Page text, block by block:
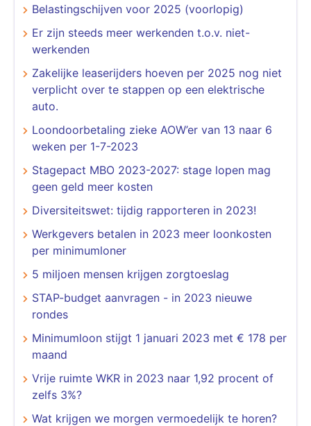
Belastingschijven voor 2025 (voorlopig)
Er zijn steeds meer werkenden t.o.v. niet-
werkenden
Zakelijke leaserijders hoeven per 2025 nog niet
verplicht over te stappen op een elektrische
auto.
Loondoorbetaling zieke AOW’er van 13 naar 6
weken per 1-7-2023
Stagepact MBO 2023-2027: stage lopen mag
geen geld meer kosten
Diversiteitswet: tijdig rapporteren in 2023!
Werkgevers betalen in 2023 meer loonkosten
per minimumloner
5 miljoen mensen krijgen zorgtoeslag
STAP-budget aanvragen - in 2023 nieuwe
rondes
Minimumloon stijgt 1 januari 2023 met € 178 per
maand
Vrije ruimte WKR in 2023 naar 1,92 procent of
zelfs 3%?
Wat krijgen we morgen vermoedelijk te horen?